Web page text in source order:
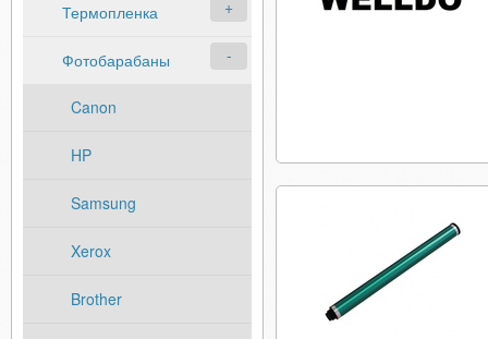
Термопленка
Фотобарабаны
Canon
HP
Samsung
Xerox
Brother